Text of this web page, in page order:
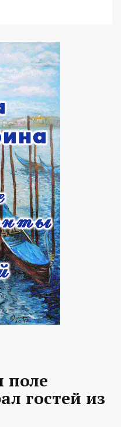
поле
гостей из